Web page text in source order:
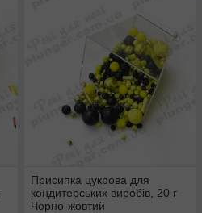
Присипка цукрова для
кондитерських виробів, 20 г
Чорно-жовтий